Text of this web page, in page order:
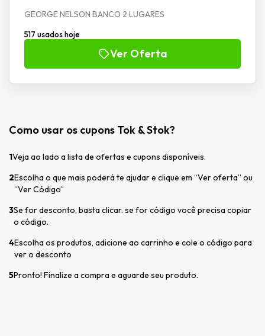
GEORGE NELSON BANCO 2 LUGARES
517 usados hoje
Ver Oferta
Como usar os cupons Tok & Stok?
1Veja ao lado a lista de ofertas e cupons disponíveis.
2Escolha o que mais poderá te ajudar e clique em “Ver oferta” ou
“Ver Código”
3Se for desconto, basta clicar. se for código você precisa copiar
o código.
4Escolha os produtos, adicione ao carrinho e cole o código para
ver o desconto
5Pronto! Finalize a compra e aguarde seu produto.